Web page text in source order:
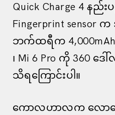
Quick Charge 4 နည်
Fingerprint sensor
ဘက်ထရီက 4,000mAh
၊ Mi 6 Pro ကို 360
သိရကြောင်းပါ။
ကောလဟာလက လော